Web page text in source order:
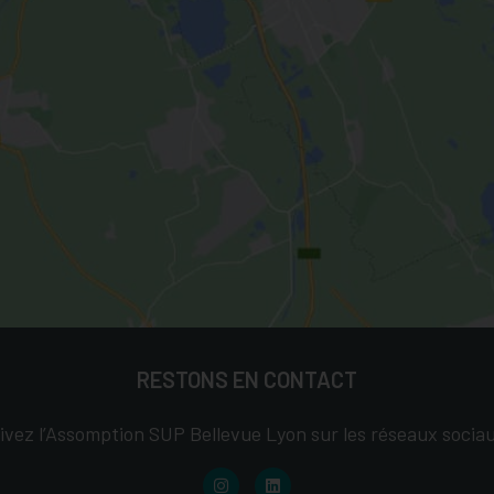
RESTONS EN CONTACT
l’Assomption SUP Bellevue Lyon sur les réseaux